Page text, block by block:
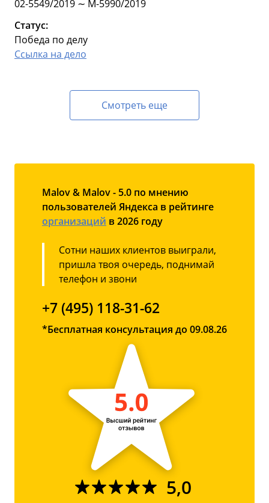
02-5549/2019 ∼ М-5990/2019
Статус:
Победа по делу
Ссылка на дело
Смотреть еще
Malov & Malov - 5.0 по мнению
пользователей Яндекса в рейтинге
организаций в 2026 году
Сотни наших клиентов выиграли,
пришла твоя очередь, поднимай
телефон и звони
+7 (495) 118-31-62
*Бесплатная консультация до 09.08.26
5,0